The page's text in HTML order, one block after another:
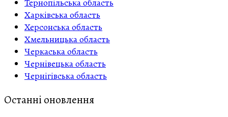
Тернопільська область
Харківська область
Херсонська область
Хмельницька область
Черкаська область
Чернівецька область
Чернігівська область
Останні оновлення